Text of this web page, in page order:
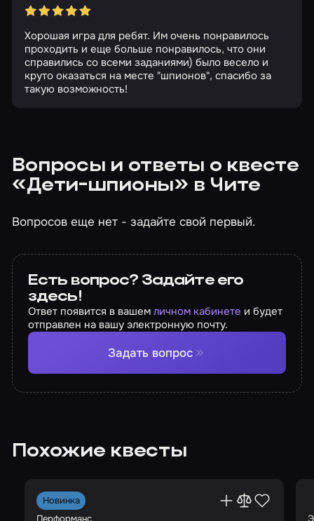
Хорошая игра для ребят. Им очень понравилось
проходить и еще больше понравилось, что они
справились со всеми заданиями) было весело и
круто оказаться на месте "шпионов", спасибо за
такую возможность!
Вопросы и ответы о квесте
«Дети-шпионы» в Чите
Вопросов еще нет - задайте свой первый.
Есть вопрос? Задайте его
здесь!
Ответ появится в вашем личном кабинете и будет
отправлен на вашу электронную почту.
Задать вопрос
Похожие квесты
Новинка
Перформанс